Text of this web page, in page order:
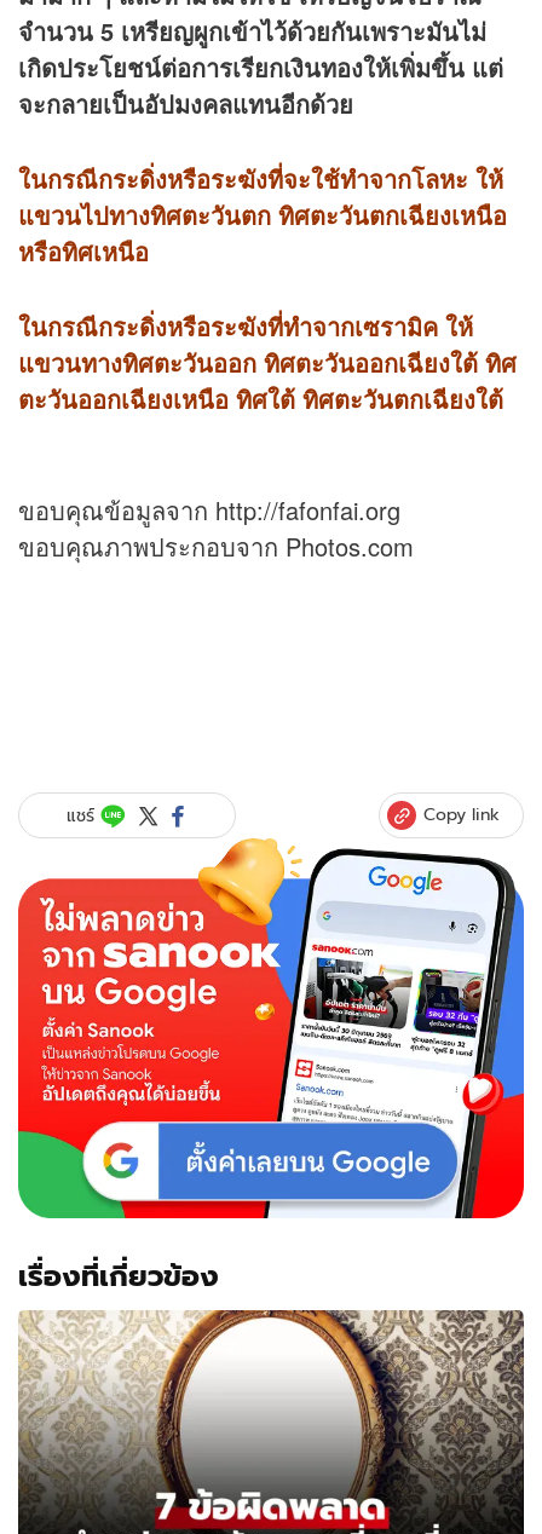
จำนวน 5 เหรียญผูกเข้าไว้ด้วยกันเพราะมันไม่
เกิดประโยชน์ต่อการเรียกเงินทองให้เพิ่มขึ้น แต่
จะกลายเป็นอัปมงคลแทนอีกด้วย
ในกรณีกระดิ่งหรือระฆังที่จะใช้ทำจากโลหะ ให้
แขวนไปทางทิศตะวันตก ทิศตะวันตกเฉียงเหนือ
หรือทิศเหนือ
ในกรณีกระดิ่งหรือระฆังที่ทำจากเซรามิค ให้
แขวนทางทิศตะวันออก ทิศตะวันออกเฉียงใต้ ทิศ
ตะวันออกเฉียงเหนือ ทิศใต้ ทิศตะวันตกเฉียงใต้
ขอบคุณข้อมูลจาก http://fafonfai.org
ขอบคุณภาพประกอบจาก Photos.com
แชร์ Copy link
เรื่องที่เกี่ยวข้อง